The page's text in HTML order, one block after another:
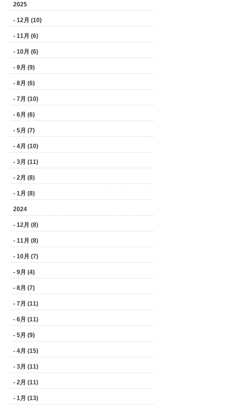
2025
- 12月 (10)
- 11月 (6)
- 10月 (6)
- 9月 (9)
- 8月 (6)
- 7月 (10)
- 6月 (6)
- 5月 (7)
- 4月 (10)
- 3月 (11)
- 2月 (8)
- 1月 (8)
2024
- 12月 (8)
- 11月 (8)
- 10月 (7)
- 9月 (4)
- 8月 (7)
- 7月 (11)
- 6月 (11)
- 5月 (9)
- 4月 (15)
- 3月 (11)
- 2月 (11)
- 1月 (13)